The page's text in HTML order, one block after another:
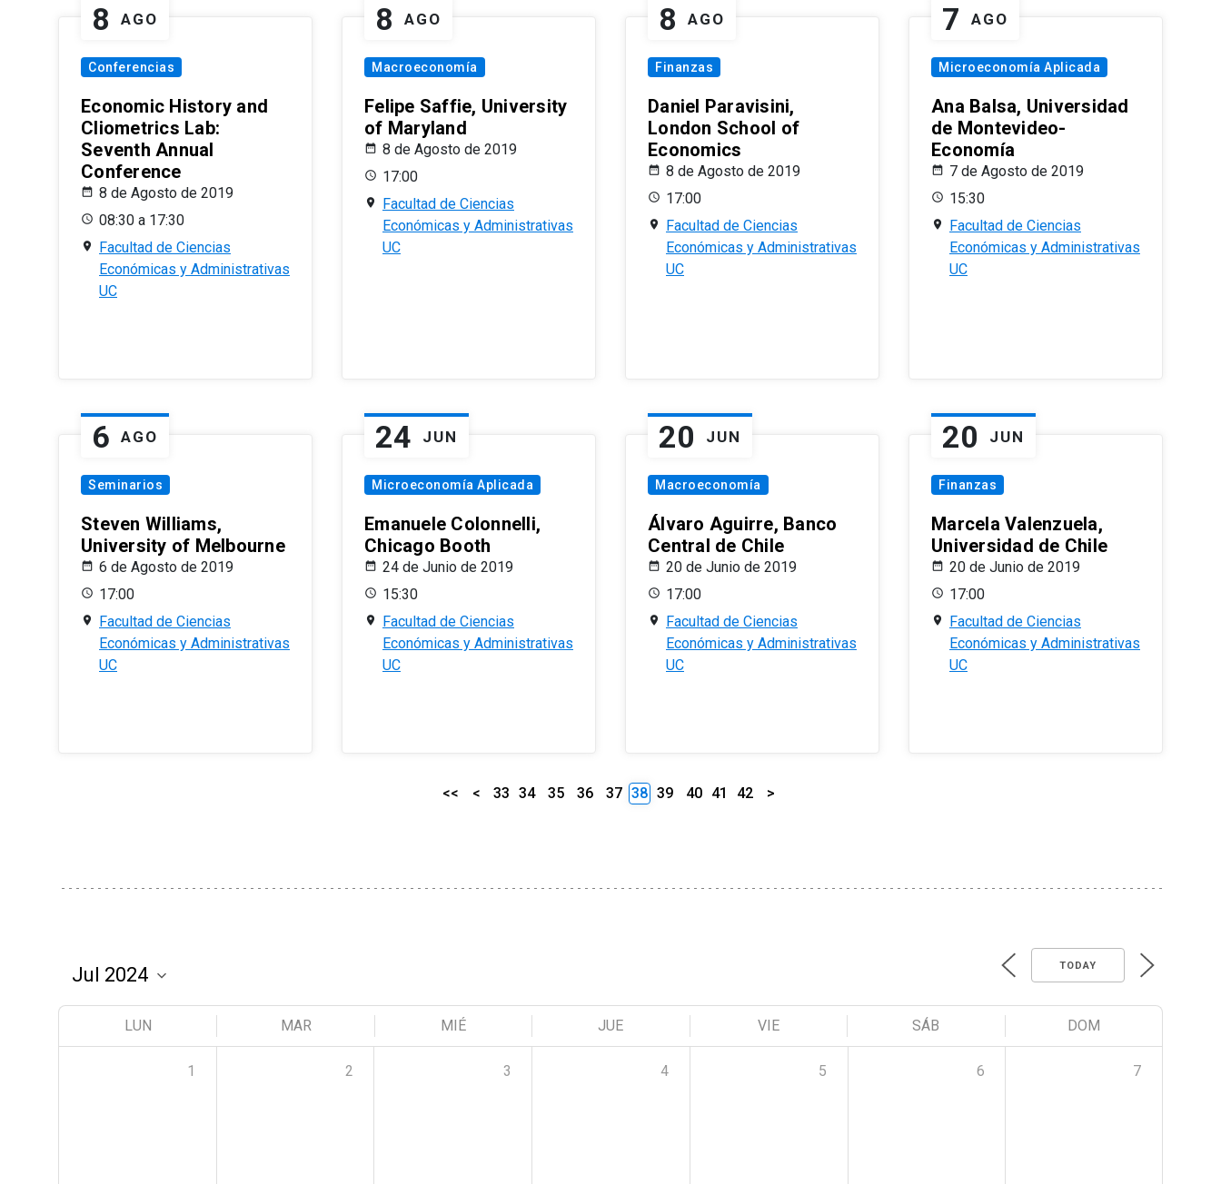
8 AGO
Conferencias
Economic History and
Cliometrics Lab:
Seventh Annual
Conference
8 de Agosto de 2019
08:30 a 17:30
Facultad de Ciencias
Económicas y Administrativas
UC
8 AGO
Macroeconomía
Felipe Saffie, University
of Maryland
8 de Agosto de 2019
17:00
Facultad de Ciencias
Económicas y Administrativas
UC
8 AGO
Finanzas
Daniel Paravisini,
London School of
Economics
8 de Agosto de 2019
17:00
Facultad de Ciencias
Económicas y Administrativas
UC
7 AGO
Microeconomía Aplicada
Ana Balsa, Universidad
de Montevideo-
Economía
7 de Agosto de 2019
15:30
Facultad de Ciencias
Económicas y Administrativas
UC
6 AGO
Seminarios
Steven Williams,
University of Melbourne
6 de Agosto de 2019
17:00
Facultad de Ciencias
Económicas y Administrativas
UC
24 JUN
Microeconomía Aplicada
Emanuele Colonnelli,
Chicago Booth
24 de Junio de 2019
15:30
Facultad de Ciencias
Económicas y Administrativas
UC
20 JUN
Macroeconomía
Álvaro Aguirre, Banco
Central de Chile
20 de Junio de 2019
17:00
Facultad de Ciencias
Económicas y Administrativas
UC
20 JUN
Finanzas
Marcela Valenzuela,
Universidad de Chile
20 de Junio de 2019
17:00
Facultad de Ciencias
Económicas y Administrativas
UC
<< < 33 34 35 36 37 38 39 40 41 42 >
TODAY
LUN MAR MIÉ JUE VIE SÁB DOM
1 2 3 4 5 6 7